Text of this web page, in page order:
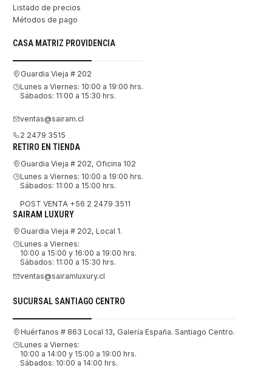
Listado de precios
Métodos de pago
CASA MATRIZ PROVIDENCIA
Guardia Vieja # 202
Lunes a Viernes: 10:00 a 19:00 hrs.
Sábados: 11:00 a 15:30 hrs.
ventas@sairam.cl
2 2479 3515
RETIRO EN TIENDA
Guardia Vieja # 202, Oficina 102
Lunes a Viernes: 10:00 a 19:00 hrs.
Sábados: 11:00 a 15:00 hrs.
POST VENTA +56 2 2479 3511
SAIRAM LUXURY
Guardia Vieja # 202, Local 1.
Lunes a Viernes:
10:00 a 15:00 y 16:00 a 19:00 hrs.
Sábados: 11:00 a 15:30 hrs.
ventas@sairamluxury.cl
SUCURSAL SANTIAGO CENTRO
Huérfanos # 863 Local 13, Galería España. Santiago Centro.
Lunes a Viernes:
10:00 a 14:00 y 15:00 a 19:00 hrs.
Sábados: 10:00 a 14:00 hrs.